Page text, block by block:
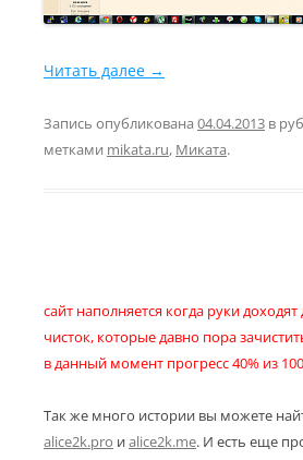
Читать далее →
Запись опубликована 04.04.2013 в
метками mikata.ru, Миката.
сайт наполняется когда руки
чисток, которые давно пора
в данный момент прогресс 40% из
Так же много истории вы можете
alice2k.pro иalice2k.me. И есть еще